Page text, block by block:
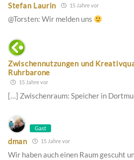
Stefan Laurin 15 Jahre vor
@Torsten: Wir melden uns
Zwischennutzungen und
Ruhrbarone
15 Jahre vor
[…] Zwischenraum: Speicher in
Gast
dman 15 Jahre vor
Wir haben auch einen Raum gescuht